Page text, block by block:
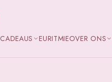
CADEAUS EURITMIEOVER ONS